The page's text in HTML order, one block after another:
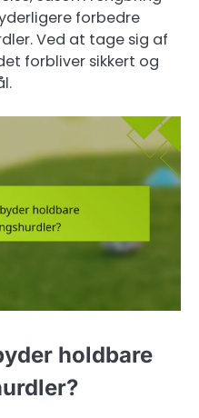
forbedre
Ved at tage sig af
forbliver sikkert og
holdbare